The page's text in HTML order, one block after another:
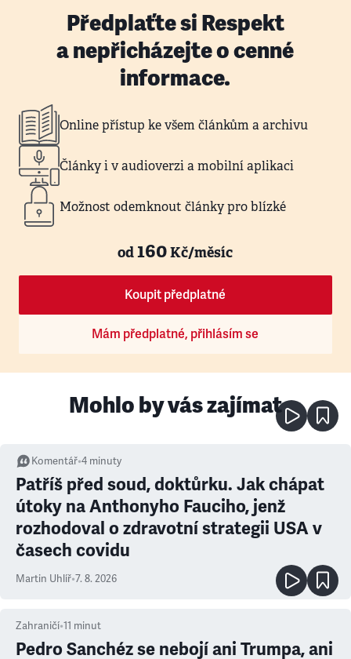
Předplaťte si Respekt
a nepřicházejte o cenné
informace.
Online přístup ke všem článkům a archivu
Články i v audioverzi a mobilní aplikaci
Možnost odemknout články pro blízké
od160Kč/měsíc
Koupit předplatné
Mám předplatné, přihlásím se
Mohlo by vás zajímat
Komentář•4 minuty
Patříš před soud, doktůrku. Jak chápat
útoky na Anthonyho Fauciho, jenž
rozhodoval o zdravotní strategii USA v
časech covidu
Martin Uhlíř•7. 8. 2026
Zahraničí•11 minut
Pedro Sanchéz se nebojí ani Trumpa, ani